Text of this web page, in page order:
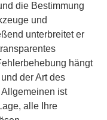
die Bestimmung
und
unterbreitet er
hängt
der Art des
ist
alle Ihre